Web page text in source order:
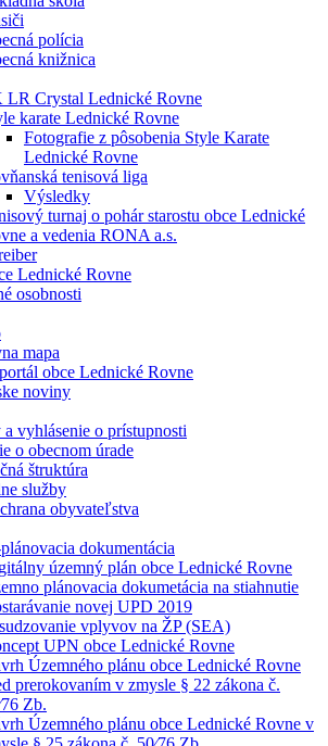
polícia
knižnica
LR Crystal Lednické Rovne
karate Lednické Rovne
Fotografie z pôsobenia Style Karate
Lednické Rovne
tenisová liga
Výsledky
turnaj o pohár starostu obce Lednické
a vedenia RONA a.s.
Lednické Rovne
osobnosti
mapa
obce Lednické Rovne
noviny
vyhlásenie o prístupnosti
o obecnom úrade
štruktúra
služby
obyvateľstva
dokumentácia
územný plán obce Lednické Rovne
plánovacia dokumetácia na stiahnutie
novej UPD 2019
vplyvov na ŽP (SEA)
UPN obce Lednické Rovne
Územného plánu obce Lednické Rovne
prerokovaním v zmysle § 22 zákona č.
Zb.
Územného plánu obce Lednické Rovne v